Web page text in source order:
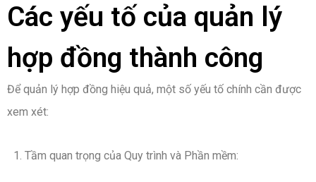
Các yếu tố của quản lý
hợp đồng thành công
Để quản lý hợp đồng hiệu quả, một số yếu tố chính cần được
xem xét:
Tầm quan trọng của Quy trình và Phần mềm: